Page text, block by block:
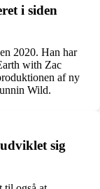
i siden
2020. Han har
with Zac
af ny
Wild.
sig